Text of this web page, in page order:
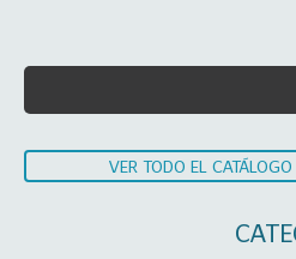
VER TODO EL CATÁLOGO